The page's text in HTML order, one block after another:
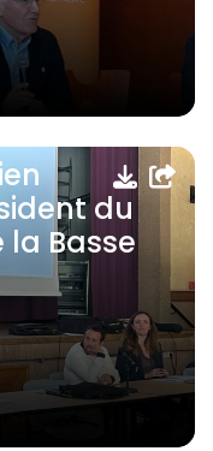
du
Basse